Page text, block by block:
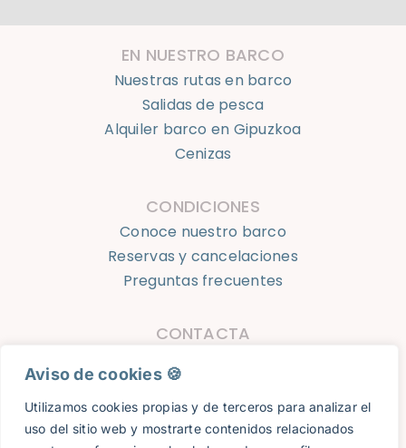
Aviso de cookies 🍪​
Utilizamos cookies propias y de terceros para analizar el
uso del sitio web y mostrarte contenidos relacionados
EN NUESTRO BARCO
Nuestras rutas en barco
Salidas de pesca
Alquiler barco en Gipuzkoa
Cenizas
CONDICIONES
Conoce nuestro barco
Reservas y cancelaciones
Preguntas frecuentes
CONTACTA
info@oceantourshondarribia.com
Ocean Tours Hondarribia © 2026 |Aviso Legal|Política de